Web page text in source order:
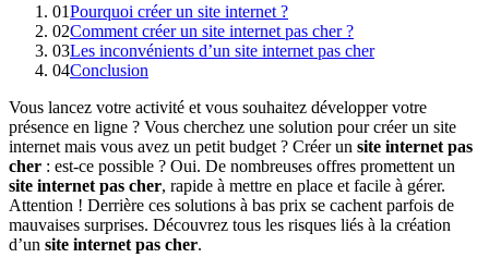
01Pourquoi créer un site internet ?
02Comment créer un site internet pas cher ?
03Les inconvénients d’un site internet pas cher
04Conclusion
Vous lancez votre activité et vous souhaitez développer votre
présence en ligne ? Vous cherchez une solution pour créer un site
internet mais vous avez un petit budget ? Créer un site internet pas
cher : est-ce possible ? Oui. De nombreuses offres promettent un
site internet pas cher, rapide à mettre en place et facile à gérer.
Attention ! Derrière ces solutions à bas prix se cachent parfois de
mauvaises surprises. Découvrez tous les risques liés à la création
d’un site internet pas cher.